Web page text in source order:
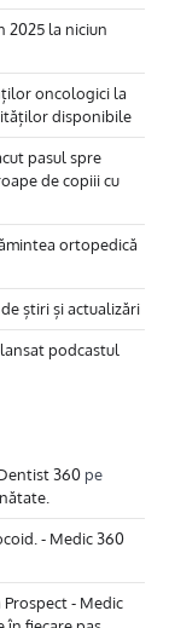
2025 la niciun
oncologici la
disponibile
pasul spre
de copiii cu
ortopedică
știri și actualizări
podcastul
360 pe
- Medic 360
- Medic